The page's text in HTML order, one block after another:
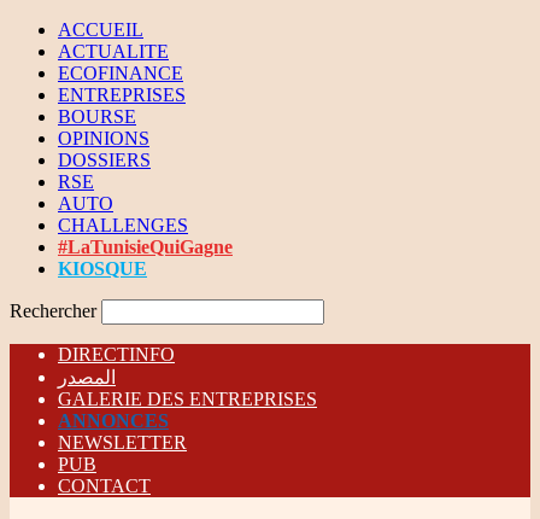
ACCUEIL
ACTUALITE
ECOFINANCE
ENTREPRISES
BOURSE
OPINIONS
DOSSIERS
RSE
AUTO
CHALLENGES
#LaTunisieQuiGagne
KIOSQUE
Rechercher
DIRECTINFO
المصدر
GALERIE DES ENTREPRISES
ANNONCES
NEWSLETTER
PUB
CONTACT